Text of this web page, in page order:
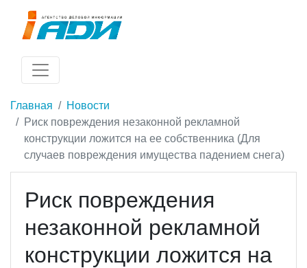
Главная
Новости
Риск повреждения незаконной рекламной
конструкции ложится на ее собственника (Для
случаев повреждения имущества падением снега)
Риск повреждения
незаконной рекламной
конструкции ложится на